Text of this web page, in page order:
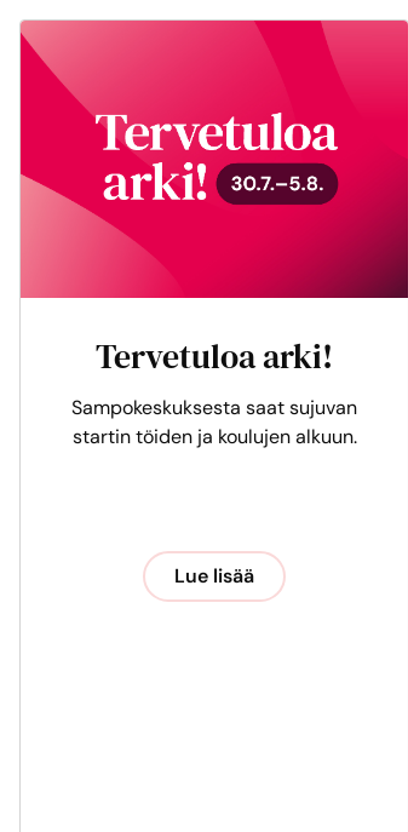
Tervetuloa arki!
Sampokeskuksesta saat sujuvan
startin töiden ja koulujen alkuun.
Lue lisää